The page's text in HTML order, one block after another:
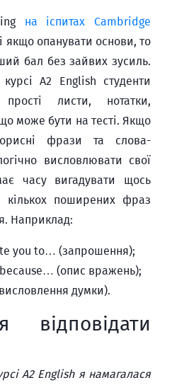
на іспитах Cambridge
якщо опанувати основи, то
бал без зайвих зусиль.
A2 English студенти
листи, нотатки,
може бути на тесті. Якщо
фрази та слова-
висловлювати свої
часу вигадувати щось
кількох поширених фраз
Наприклад:
you to… (запрошення);
(опис вражень);
думки).
A2 English я намагалася